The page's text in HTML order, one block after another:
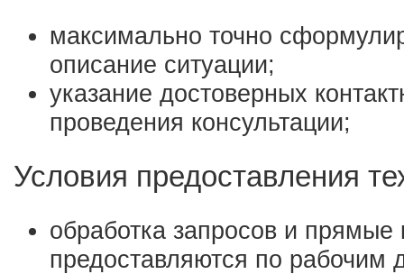
максимально точно
описание ситуации;
указание достоверных
проведения консультации;
Условия предоставления
обработка запросов и прямые
предоставляются по рабочим